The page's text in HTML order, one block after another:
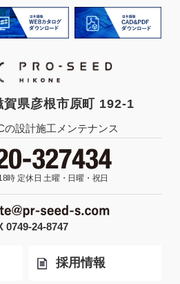
県彦根市原町 192-1
の設計施工メンテナンス
時 定休日 土曜・日曜・祝日
0749-24-8747
採用情報